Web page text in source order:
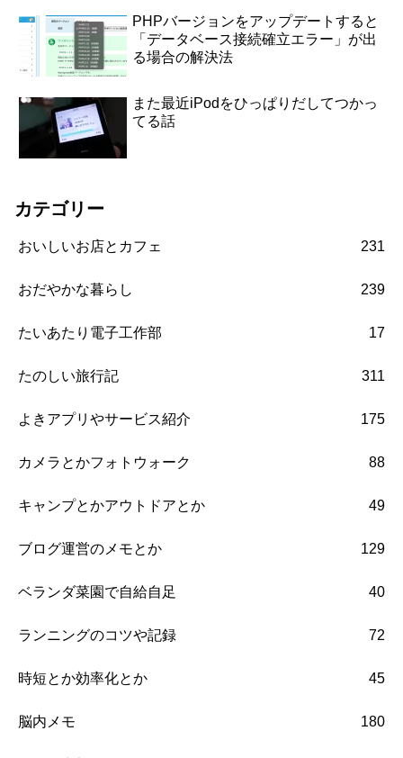
PHPバージョンをアップデートすると
「データベース接続確立エラー」が出
る場合の解決法
また最近iPodをひっぱりだしてつかっ
てる話
カテゴリー
おいしいお店とカフェ 231
おだやかな暮らし 239
たいあたり電子工作部 17
たのしい旅行記 311
よきアプリやサービス紹介 175
カメラとかフォトウォーク 88
キャンプとかアウトドアとか 49
ブログ運営のメモとか 129
ベランダ菜園で自給自足 40
ランニングのコツや記録 72
時短とか効率化とか 45
脳内メモ 180